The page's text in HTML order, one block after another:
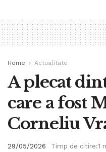
Home Actualitate
A plecat
care a fost
Corneliu
29/05/2026 Timp de citire:1